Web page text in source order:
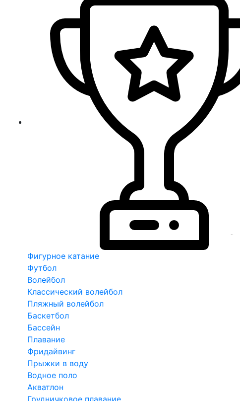
Фигурное катание
Футбол
Волейбол
Классический волейбол
Пляжный волейбол
Баскетбол
Бассейн
Плавание
Фридайвинг
Прыжки в воду
Водное поло
Акватлон
Грудничковое плавание